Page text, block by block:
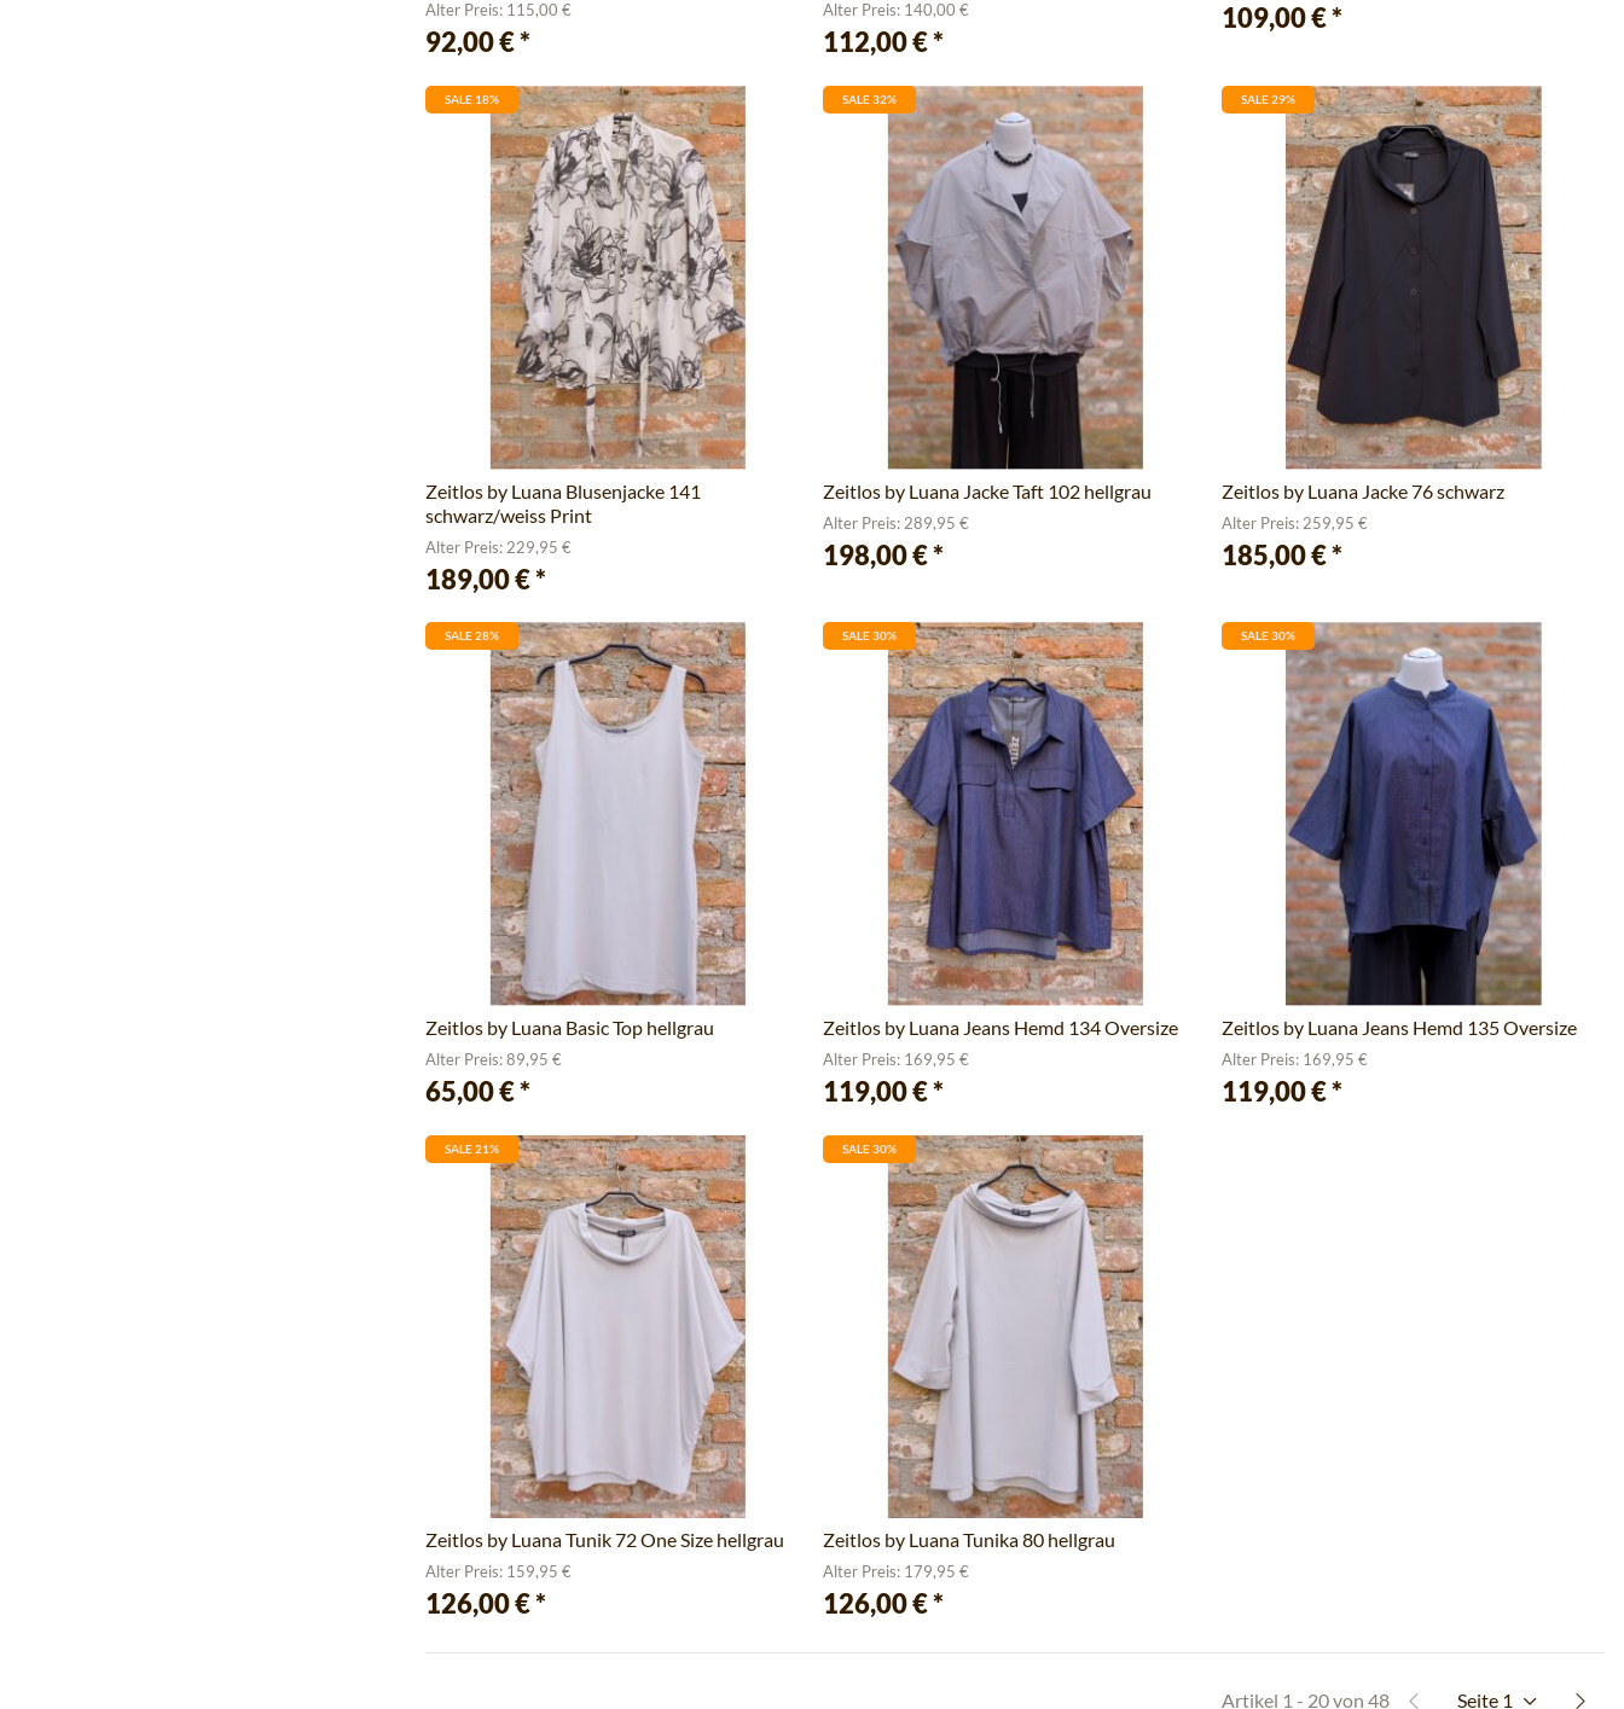
Alter Preis: 115,00 €
92,00 €*
Alter Preis: 140,00 €
112,00 €*
109,00 €*
SALE 18%
Zeitlos by Luana Blusenjacke 141
schwarz/weiss Print
Alter Preis: 229,95 €
189,00 €*
SALE 32%
Zeitlos by Luana Jacke Taft 102 hellgrau
Alter Preis: 289,95 €
198,00 €*
SALE 29%
Zeitlos by Luana Jacke 76 schwarz
Alter Preis: 259,95 €
185,00 €*
SALE 28%
Zeitlos by Luana Basic Top hellgrau
Alter Preis: 89,95 €
65,00 €*
SALE 30%
Zeitlos by Luana Jeans Hemd 134 Oversize
Alter Preis: 169,95 €
119,00 €*
SALE 30%
Zeitlos by Luana Jeans Hemd 135 Oversize
Alter Preis: 169,95 €
119,00 €*
SALE 21%
Zeitlos by Luana Tunik 72 One Size hellgrau
Alter Preis: 159,95 €
126,00 €*
SALE 30%
Zeitlos by Luana Tunika 80 hellgrau
Alter Preis: 179,95 €
126,00 €*
Artikel 1 - 20 von 48 Seite 1